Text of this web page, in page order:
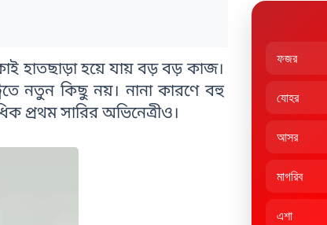
হাতছাড়া হয়ে যায় বড় বড় কাজ।
নতুন কিছু নয়। নানা কারণে বহু
প্রথম সারির অভিনেত্রীও।
ফজর
যোহর
আসর
মাগরিব
এশা